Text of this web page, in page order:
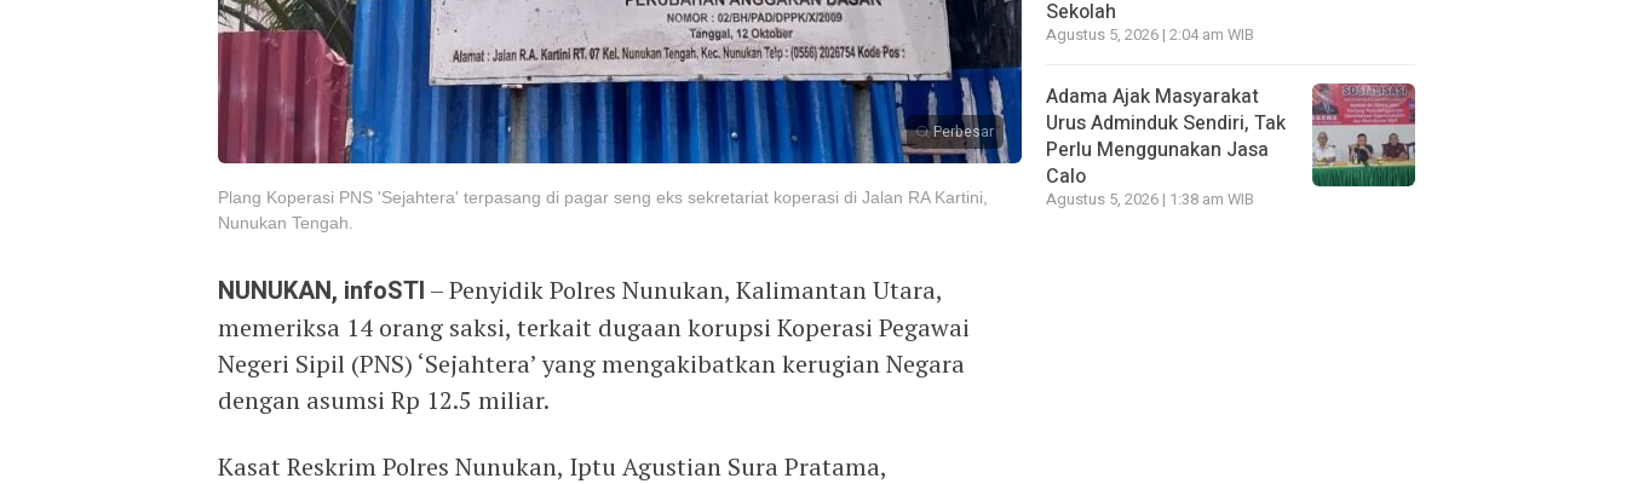
Perbesar
Plang Koperasi PNS 'Sejahtera' terpasang di pagar seng eks sekretariat koperasi di Jalan RA Kartini,
Nunukan Tengah.
NUNUKAN, infoSTI – Penyidik Polres Nunukan, Kalimantan Utara,
memeriksa 14 orang saksi, terkait dugaan korupsi Koperasi Pegawai
Negeri Sipil (PNS) ‘Sejahtera’ yang mengakibatkan kerugian Negara
dengan asumsi Rp 12.5 miliar.
Kasat Reskrim Polres Nunukan, Iptu Agustian Sura Pratama,
Sekolah
Agustus 5, 2026 | 2:04 am WIB
Adama Ajak Masyarakat
Urus Adminduk Sendiri, Tak
Perlu Menggunakan Jasa
Calo
Agustus 5, 2026 | 1:38 am WIB